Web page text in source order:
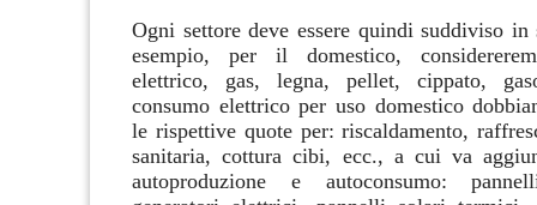
Ogni settore deve essere quindi suddiviso
esempio, per il domestico,
elettrico, gas, legna, pellet, cippato,
consumo elettrico per uso domestico
le rispettive quote per: riscaldamento,
sanitaria, cottura cibi, ecc., a cui va
autoproduzione e autoconsumo: